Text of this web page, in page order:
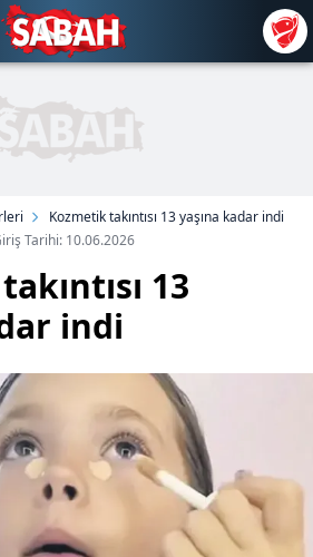
Kozmetik takıntısı 13 yaşına kadar indi
Tarihi: 10.06.2026
13
indi